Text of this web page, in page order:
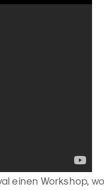
einen Workshop,